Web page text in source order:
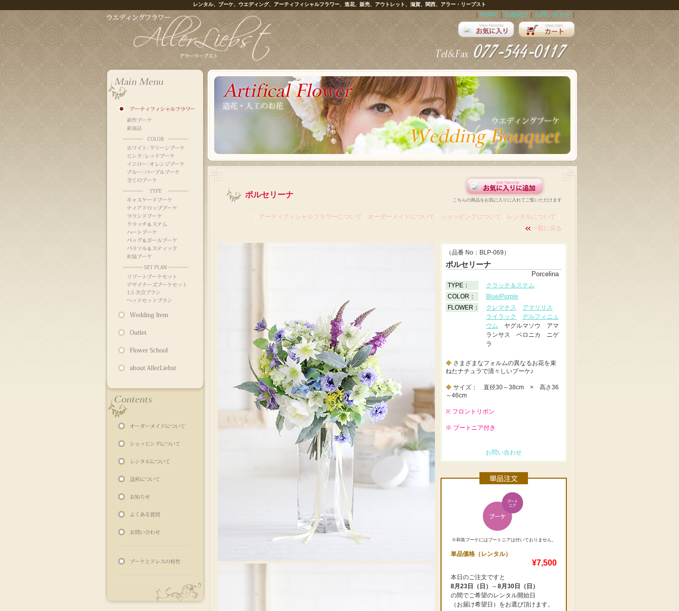
レンタル、ブーケ、ウエディング、アーティフィシャルフラワー、造花、販売、アウトレット、滋賀、関西、アラー・リープスト
｜ HOME｜ 店舗紹介 ｜お問い合わせ｜
こちらの商品をお気に入りに入れてご覧いただけます
ポルセリーナ
アーティフィシャルフラワーについて オーダーメイドについて ショッピングについて レンタルについて
一覧に戻る
（品番 No：BLP-069）
ポルセリーナ
Porcelina
TYPE：
クラッチ＆ステム
COLOR：
Blue/Purple
FLOWER：
クレマチス
アマリリス
ライラック
デルフィニュ
ウム ヤグルマソウ アマ
ランサス ベロニカ ニゲ
ラ
◆ さまざまなフォルムの異なるお花を束
ねたナチュラで清々しいブーケ♪
◆ サイズ： 直径30～38cm × 高さ36
～46cm
※ フロントリボン
※ ブートニア付き
お問い合わせ
※和装ブーケにはブートニアは付いておりません。
単品価格（レンタル）
¥7,500
本日のご注文ですと
8月23日（日）
～8月30日（日）
の間でご希望のレンタル開始日
（お届け希望日）をお選び頂けます。